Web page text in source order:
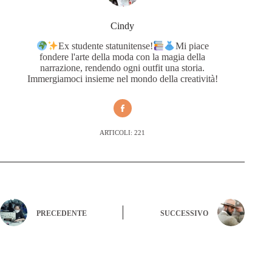
Cindy
Ex studente statunitense!
Mi piace
fondere l'arte della moda con la magia della
narrazione, rendendo ogni outfit una storia.
Immergiamoci insieme nel mondo della creatività!
ARTICOLI: 221
PRECEDENTE SUCCESSIVO